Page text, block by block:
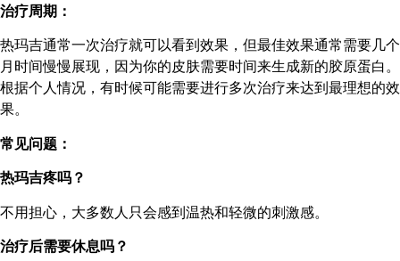
治疗周期：
热玛吉通常一次治疗就可以看到效果，但最佳效果通常需要几个
月时间慢慢展现，因为你的皮肤需要时间来生成新的胶原蛋白。
根据个人情况，有时候可能需要进行多次治疗来达到最理想的效
果。
常见问题：
热玛吉疼吗？
不用担心，大多数人只会感到温热和轻微的刺激感。
治疗后需要休息吗？